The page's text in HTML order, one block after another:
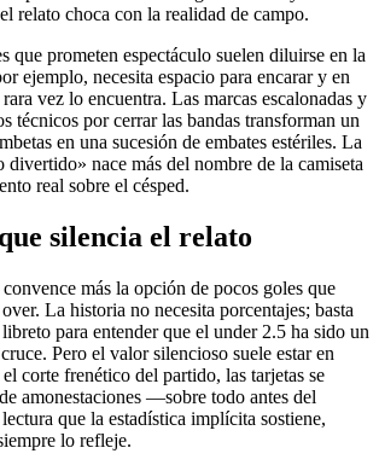
relato choca con la realidad de campo.
que prometen espectáculo suelen diluirse en la
ejemplo, necesita espacio para encarar y en
vez lo encuentra. Las marcas escalonadas y
técnicos por cerrar las bandas transforman un
en una sucesión de embates estériles. La
divertido» nace más del nombre de la camiseta
real sobre el césped.
silencia el relato
más la opción de pocos goles que
La historia no necesita porcentajes; basta
para entender que el under 2.5 ha sido un
Pero el valor silencioso suele estar en
corte frenético del partido, las tarjetas se
amonestaciones —sobre todo antes del
que la estadística implícita sostiene,
lo refleje.